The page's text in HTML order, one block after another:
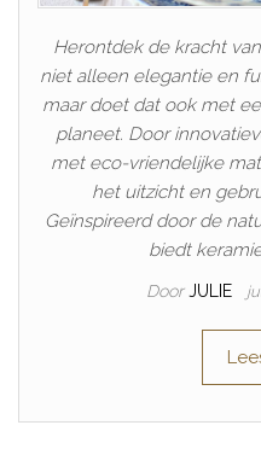
Herontdek de kracht
niet alleen elegantie en
maar doet dat ook met
planeet. Door
met eco-vriendelijke
het uitzicht en
Geïnspireerd door de
biedt
Door JULIE